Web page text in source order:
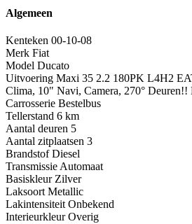
Algemeen
Kenteken 00-10-08
Merk Fiat
Model Ducato
Uitvoering Maxi 35 2.2 180PK L4H2
Clima, 10" Navi, Camera, 270° Deuren!!
Carrosserie Bestelbus
Tellerstand 6 km
Aantal deuren 5
Aantal zitplaatsen 3
Brandstof Diesel
Transmissie Automaat
Basiskleur Zilver
Laksoort Metallic
Lakintensiteit Onbekend
Interieurkleur Overig